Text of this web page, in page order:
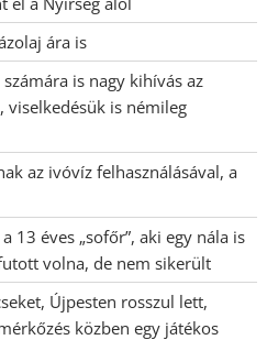
ára is
is nagy kihívás az
is némileg
az ivóvíz felhasználásával, a
13 éves „sofőr”, aki egy nála is
volna, de nem sikerült
Újpesten rosszul lett,
közben egy játékos